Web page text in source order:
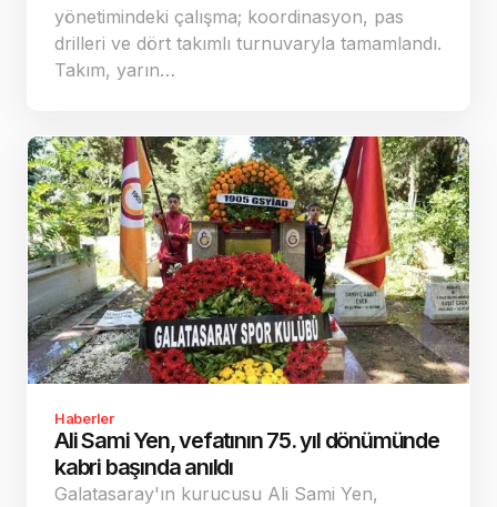
yönetimindeki çalışma; koordinasyon, pas
drilleri ve dört takımlı turnuvaryla tamamlandı.
Takım, yarın…
Haberler
Ali Sami Yen, vefatının 75. yıl dönümünde
kabri başında anıldı
Galatasaray'ın kurucusu Ali Sami Yen,